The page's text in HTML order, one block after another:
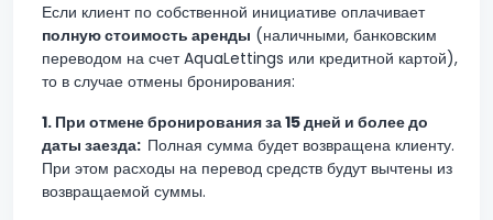
Если клиент по собственной инициативе оплачивает
полную стоимость аренды (наличными, банковским
переводом на счет AquaLettings или кредитной картой),
то в случае отмены бронирования:
1. При отмене бронирования за 15 дней и более до
даты заезда: Полная сумма будет возвращена клиенту.
При этом расходы на перевод средств будут вычтены из
возвращаемой суммы.